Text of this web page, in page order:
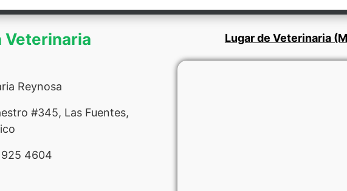
Veterinaria
Reynosa
#345, Las Fuentes,
4604
Lugar de Veterinaria